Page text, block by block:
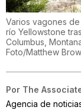
Varios vagones
río Yellowstone
Columbus,
Foto/Matthew
Por The
Agencia de